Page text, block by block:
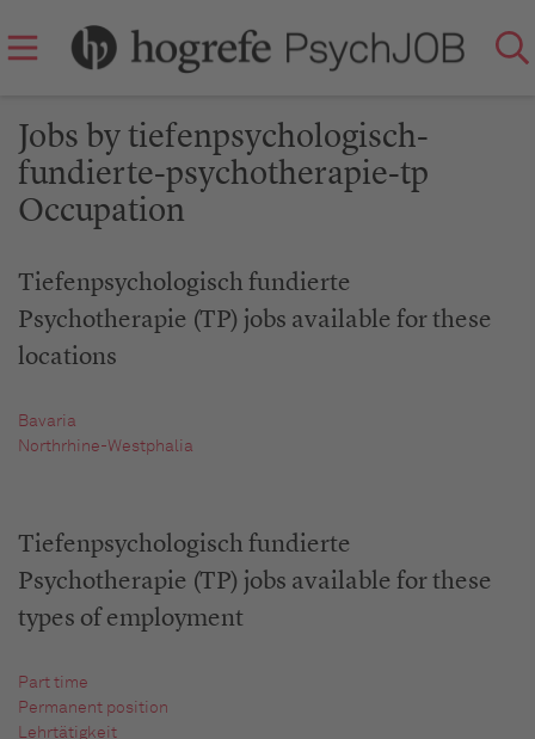
Jobs by tiefenpsychologisch-
fundierte-psychotherapie-tp
Occupation
Tiefenpsychologisch fundierte
Psychotherapie (TP) jobs available for these
locations
Bavaria
Northrhine-Westphalia
Tiefenpsychologisch fundierte
Psychotherapie (TP) jobs available for these
types of employment
Part time
Permanent position
Lehrtätigkeit